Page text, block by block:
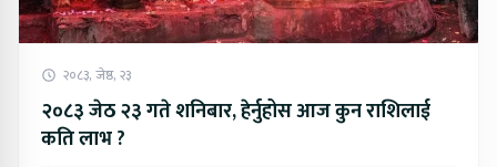
२०८३, जेष्ठ, २३
२०८३ जेठ २३ गते शनिबार, हेर्नुहोस आज कुन राशिलाई
कति लाभ ?